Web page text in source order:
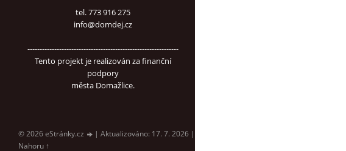
tel. 773 916 275
info@domdej.cz
--------------------------------------------------------------
Tento projekt je realizován za finanční
podpory
města Domažlice.
© 2026 eStránky.cz | Aktualizováno: 17. 7. 2026 |
Nahoru ↑